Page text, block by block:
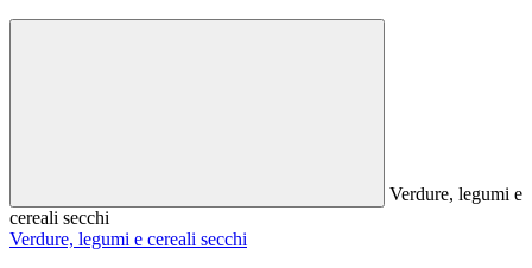
Verdure, legumi e
cereali secchi
Verdure, legumi e cereali secchi